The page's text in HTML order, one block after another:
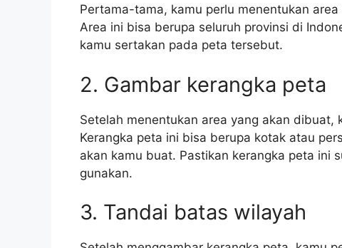
Pertama-tama, kamu perlu menentukan
Area ini bisa berupa seluruh provinsi di
kamu sertakan pada peta tersebut.
2. Gambar kerangka peta
Setelah menentukan area yang akan
Kerangka peta ini bisa berupa kotak atau
akan kamu buat. Pastikan kerangka peta ini
gunakan.
3. Tandai batas wilayah